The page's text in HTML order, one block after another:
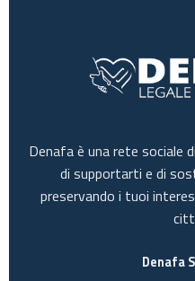
Denafa è una rete sociale
di supportarti e di
preservando i tuoi
Denafa